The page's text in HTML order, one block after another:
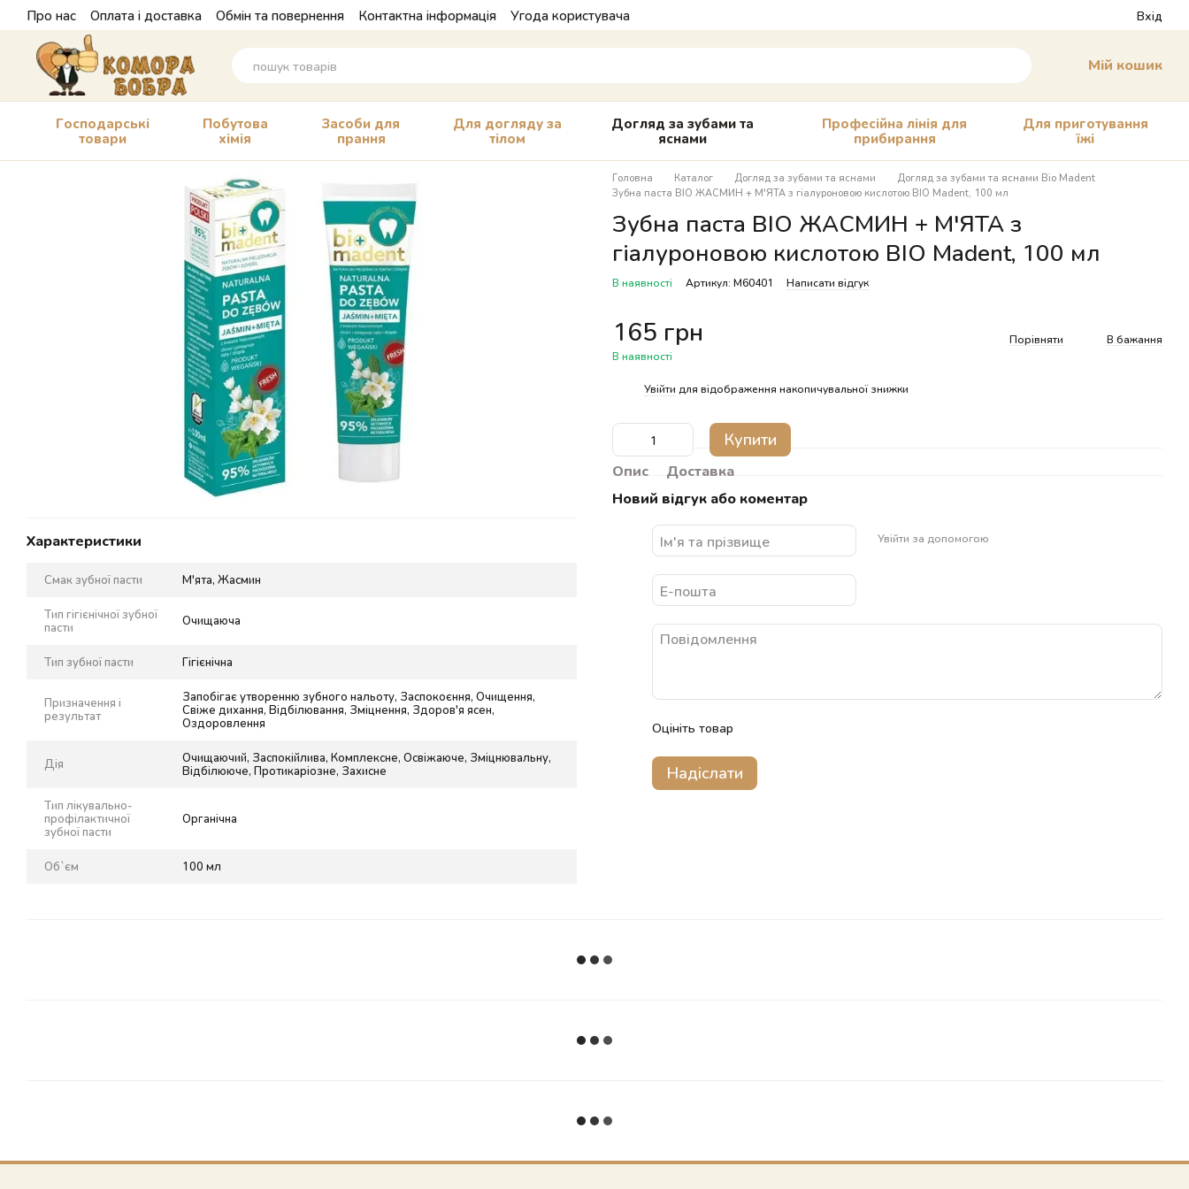
Перейти до основного контенту
Про нас Оплата і доставка Обмін та повернення Контактна інформація Угода користувача Вхід
Мій кошик
Господарські
товари
Побутова
хімія
Засоби для
прання
Для догляду за
тілом
Догляд за зубами та
яснами
Професійна лінія для
прибирання
Для приготування
їжі
Характеристики
Смак зубної пасти М'ята, Жасмин
Тип гігієнічної зубної
пасти
Очищаюча
Тип зубної пасти Гігієнічна
Призначення і
результат
Запобігає утворенню зубного нальоту, Заспокоєння, Очищення,
Свіже дихання, Відбілювання, Зміцнення, Здоров'я ясен,
Оздоровлення
Дія
Очищаючий, Заспокійлива, Комплексне, Освіжаюче, Зміцнювальну,
Відбілююче, Протикаріозне, Захисне
Тип лікувально-
профілактичної
зубної пасти
Органічна
Об`єм 100 мл
Головна Каталог Догляд за зубами та яснами
Догляд за зубами та яснами Bio Madent
Зубна паста ВІО ЖАСМИН + М'ЯТА з гіалуроновою кислотою BIO Madent, 100 мл
Зубна паста ВІО ЖАСМИН + М'ЯТА з
гіалуроновою кислотою BIO Madent, 100 мл
В наявності Артикул: M60401 Написати відгук
165 грн
В наявності
Порівняти В бажання
Увійти для відображення накопичувальної знижки
Купити
Опис
Доставка
Новий відгук або коментар
Увійти за допомогою
Оцініть товар
Надіслати